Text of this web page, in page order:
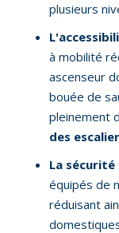
plusieurs
à mobilité
ascenseur
bouée de
pleinement
des
La sécurité
équipés de
réduisant